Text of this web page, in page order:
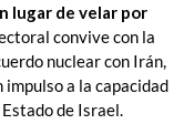
lugar de velar por
convive con la
nuclear con Irán,
a la capacidad
de Israel.